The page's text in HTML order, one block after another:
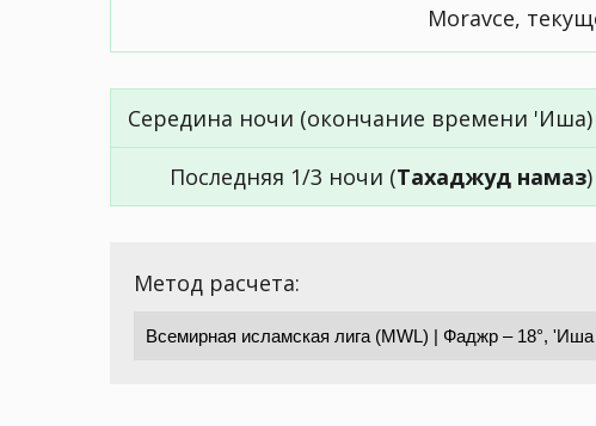
Moravce,
Середина ночи (окончание времени 'Иша)
Последняя 1/3 ночи (Тахаджуд намаз)
Метод расчета: